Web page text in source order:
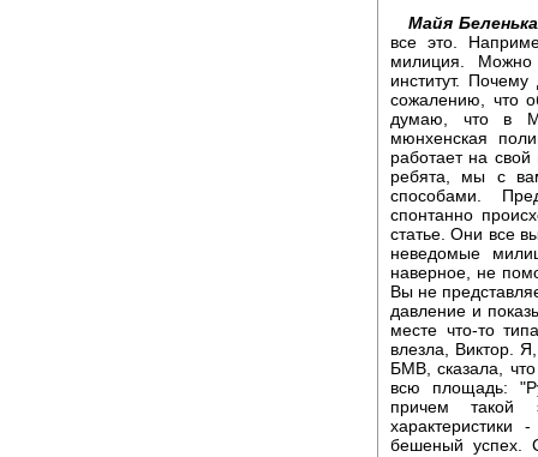
Майя
все это.
милиция.
институт.
сожалению, что
думаю, что в
мюнхенская
работает на
ребята, мы с
способами.
спонтанно
статье. Они все
неведомые
наверное, не
Вы не
давление и
месте что-то
влезла, Виктор.
БМВ, сказала,
всю площадь:
причем такой
бешеный успех.